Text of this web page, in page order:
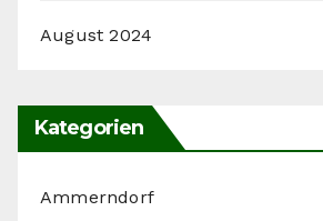
August 2024
Kategorien
Ammerndorf